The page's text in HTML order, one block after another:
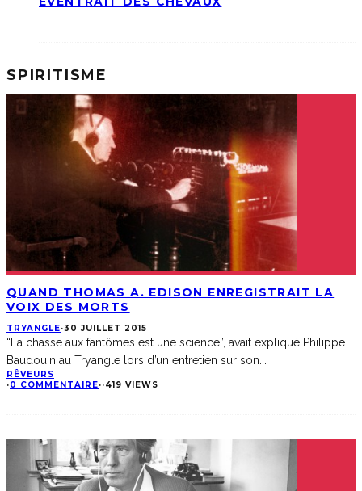
SPIRITISME
QUAND THOMAS A. EDISON ENREGISTRAIT LA
VOIX DES MORTS
TRYANGLE·30 JUILLET 2015
“La chasse aux fantômes est une science”, avait expliqué Philippe
Baudouin au Tryangle lors d’un entretien sur son...
RÊVEURS
·0 COMMENTAIRE··419 VIEWS